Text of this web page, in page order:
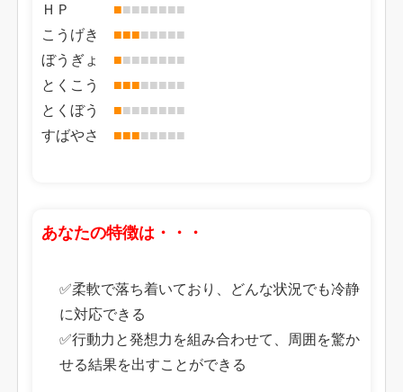
ＨＰ ■■■■■■■■
こうげき ■■■■■■■■
ぼうぎょ ■■■■■■■■
とくこう ■■■■■■■■
とくぼう ■■■■■■■■
すばやさ ■■■■■■■■
あなたの特徴は・・・
✅柔軟で落ち着いており、どんな状況でも冷静
に対応できる
✅行動力と発想力を組み合わせて、周囲を驚か
せる結果を出すことができる